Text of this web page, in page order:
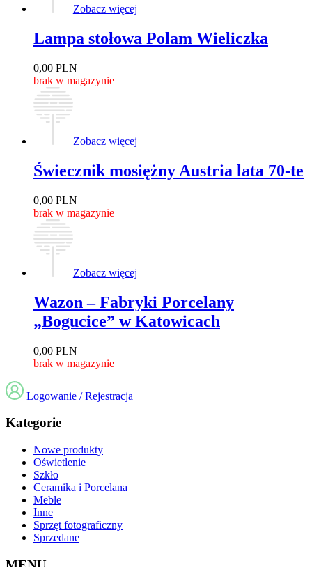
Zobacz więcej
Lampa stołowa Polam Wieliczka
0,00 PLN
brak w magazynie
Zobacz więcej
Świecznik mosiężny Austria lata 70-te
0,00 PLN
brak w magazynie
Zobacz więcej
Wazon – Fabryki Porcelany
„Bogucice” w Katowicach
0,00 PLN
brak w magazynie
Logowanie / Rejestracja
Kategorie
Nowe produkty
Oświetlenie
Szkło
Ceramika i Porcelana
Meble
Inne
Sprzęt fotograficzny
Sprzedane